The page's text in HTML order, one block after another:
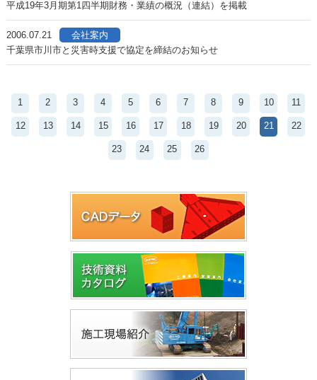
平成19年3月期第1四半期財務・業績の概況（連結）を掲載
2006.07.21
会社案内
千葉県市川市と災害時支援で協定を締結のお知らせ
1 2 3 4 5 6 7 8 9 10 11
12 13 14 15 16 17 18 19 20 21 22
23 24 25 26